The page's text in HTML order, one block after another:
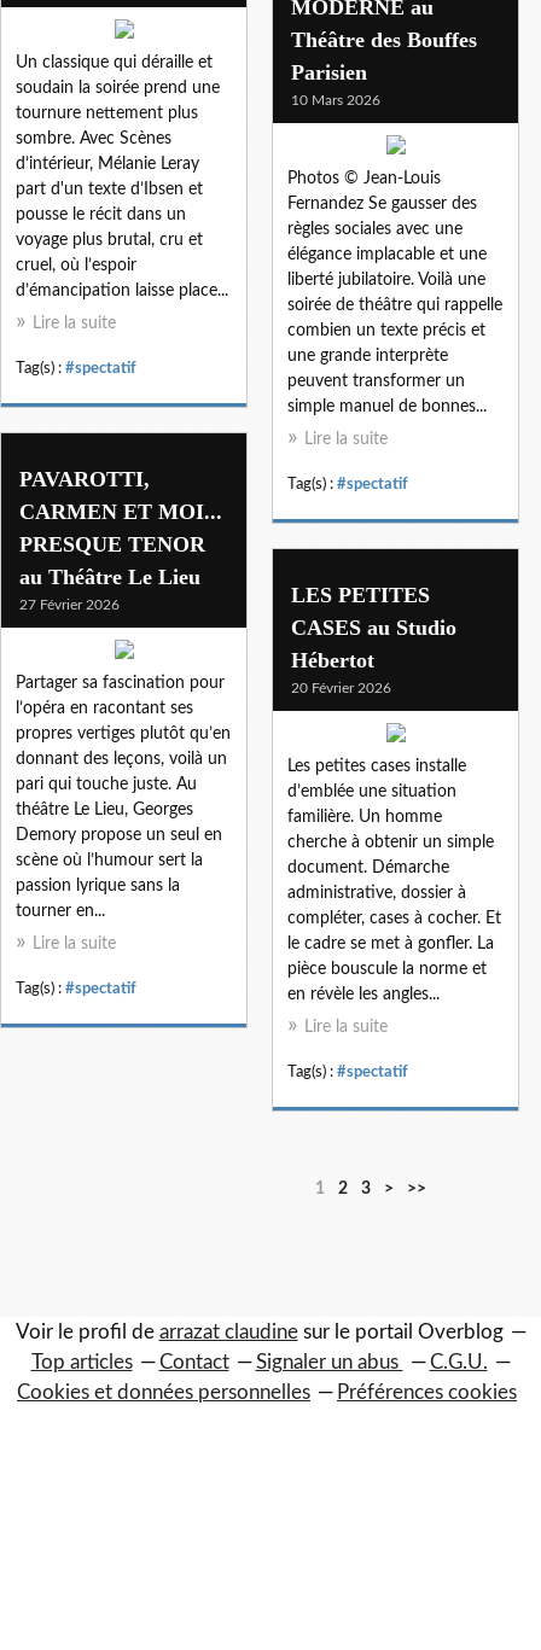
Un classique qui déraille et
soudain la soirée prend une
tournure nettement plus
sombre. Avec Scènes
d’intérieur, Mélanie Leray
part d'un texte d’Ibsen et
pousse le récit dans un
voyage plus brutal, cru et
cruel, où l’espoir
d’émancipation laisse place...
Lire la suite
Tag(s) : #spectatif
MODERNE au
Théâtre des Bouffes
Parisien
10 Mars 2026
Photos © Jean-Louis
Fernandez Se gausser des
règles sociales avec une
élégance implacable et une
liberté jubilatoire. Voilà une
soirée de théâtre qui rappelle
combien un texte précis et
une grande interprète
peuvent transformer un
simple manuel de bonnes...
Lire la suite
Tag(s) : #spectatif
PAVAROTTI,
CARMEN ET MOI...
PRESQUE TENOR
au Théâtre Le Lieu
27 Février 2026
Partager sa fascination pour
l’opéra en racontant ses
propres vertiges plutôt qu’en
donnant des leçons, voilà un
pari qui touche juste. Au
théâtre Le Lieu, Georges
Demory propose un seul en
scène où l’humour sert la
passion lyrique sans la
tourner en...
Lire la suite
Tag(s) : #spectatif
LES PETITES
CASES au Studio
Hébertot
20 Février 2026
Les petites cases installe
d’emblée une situation
familière. Un homme
cherche à obtenir un simple
document. Démarche
administrative, dossier à
compléter, cases à cocher. Et
le cadre se met à gonfler. La
pièce bouscule la norme et
en révèle les angles...
Lire la suite
Tag(s) : #spectatif
1 2 3 > >>
Voir le profil de arrazat claudinesur le portail Overblog
Top articles
Contact Signaler un abus
C.G.U.
Cookies et données personnelles
Préférences cookies